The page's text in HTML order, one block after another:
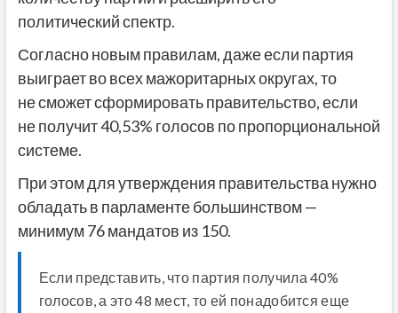
политический спектр.
Согласно новым правилам, даже если партия
выиграет во всех мажоритарных округах, то
не сможет сформировать правительство, если
не получит 40,53% голосов по пропорциональной
системе.
При этом для утверждения правительства нужно
обладать в парламенте большинством —
минимум 76 мандатов из 150.
Если представить, что партия получила 40%
голосов, а это 48 мест, то ей понадобится еще